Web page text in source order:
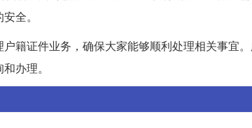
全。
籍证件业务，确保大家能够顺利处理相关事宜
办理。